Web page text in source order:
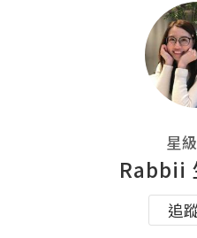
星
Rabbii
追